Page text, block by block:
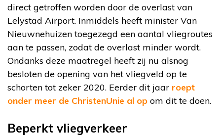
direct getroffen worden door de overlast van
Lelystad Airport. Inmiddels heeft minister Van
Nieuwnehuizen toegezegd een aantal vliegroutes
aan te passen, zodat de overlast minder wordt.
Ondanks deze maatregel heeft zij nu alsnog
besloten de opening van het vliegveld op te
schorten tot zeker 2020. Eerder dit jaar roept
onder meer de ChristenUnie al op om dit te doen.
Beperkt vliegverkeer